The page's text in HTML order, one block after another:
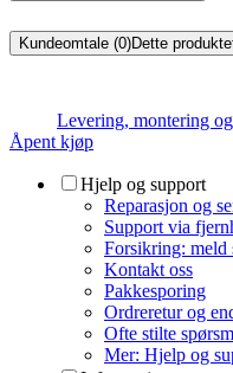
Kundeomtale (0)Dette
Levering, montering
Åpent kjøp
Hjelp og support
Reparasjon og
Support via
Forsikring: meld
Kontakt oss
Pakkesporing
Ordreretur og
Ofte stilte
Mer: Hjelp og